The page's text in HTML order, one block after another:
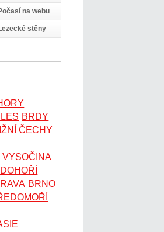
na webu
stěny
BRDY
ČECHY
VYSOČINA
BRNO